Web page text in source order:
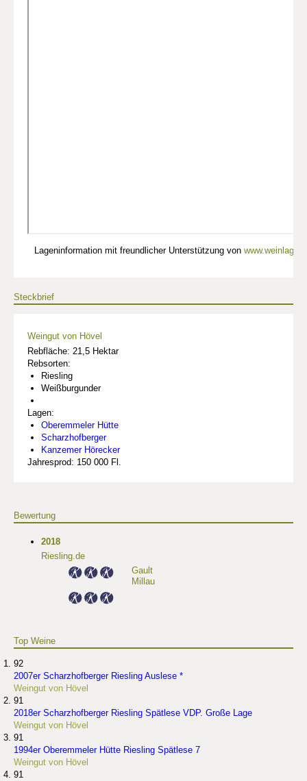
Lageninformation mit freundlicher Unterstützung von
Steckbrief
Weingut von Hövel
Rebfläche: 21,5 Hektar
Rebsorten:
Riesling
Weißburgunder
Lagen:
Oberemmeler Hütte
Scharzhofberger
Kanzemer Hörecker
Jahresprod: 150 000 Fl.
Bewertung
2018
Riesling.de
Gault
Millau
Top Weine
92
2007er Scharzhofberger Riesling Auslese *
Weingut von Hövel
91
2018er Scharzhofberger Riesling Spätlese VDP. Große Lage
Weingut von Hövel
91
1994er Oberemmeler Hütte Riesling Spätlese 7
Weingut von Hövel
91